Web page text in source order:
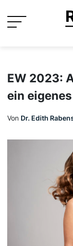
content
EW 2023:
ein
Von Dr. Edith